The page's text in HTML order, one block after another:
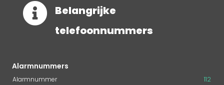

Belangrijke
telefoonnummers
Alarmnummers
Alarmnummer
112